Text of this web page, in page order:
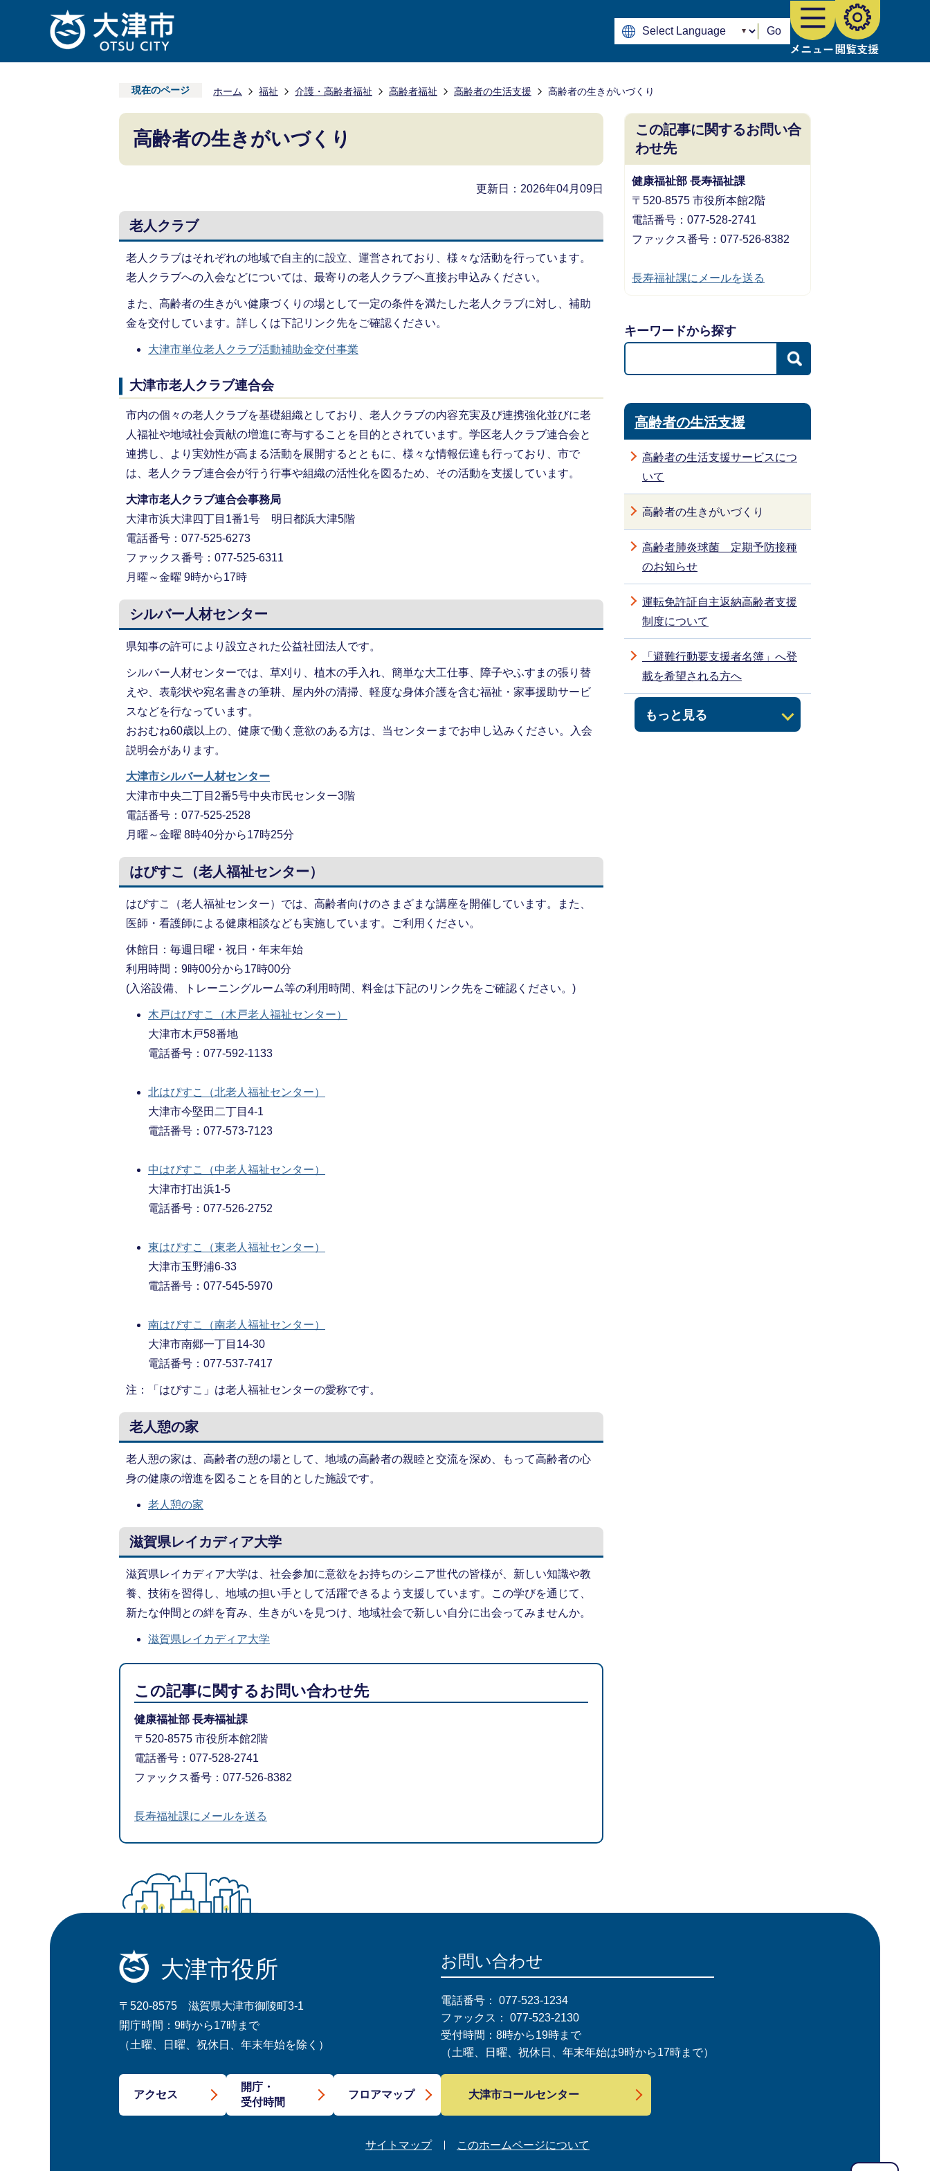
Go
現在のページ ホーム 福祉 介護・高齢者福祉 高齢者福祉 高齢者の生活支援 高齢者の生きがいづくり
高齢者の生きがいづくり
更新日：2026年04月09日
老人クラブ
老人クラブはそれぞれの地域で自主的に設立、運営されており、様々な活動を行っています。
老人クラブへの入会などについては、最寄りの老人クラブへ直接お申込みください。
また、高齢者の生きがい健康づくりの場として一定の条件を満たした老人クラブに対し、補助
金を交付しています。詳しくは下記リンク先をご確認ください。
大津市単位老人クラブ活動補助金交付事業
大津市老人クラブ連合会
市内の個々の老人クラブを基礎組織としており、老人クラブの内容充実及び連携強化並びに老
人福祉や地域社会貢献の増進に寄与することを目的とされています。学区老人クラブ連合会と
連携し、より実効性が高まる活動を展開するとともに、様々な情報伝達も行っており、市で
は、老人クラブ連合会が行う行事や組織の活性化を図るため、その活動を支援しています。
大津市老人クラブ連合会事務局
大津市浜大津四丁目1番1号 明日都浜大津5階
電話番号：077-525-6273
ファックス番号：077-525-6311
月曜～金曜 9時から17時
シルバー人材センター
県知事の許可により設立された公益社団法人です。
シルバー人材センターでは、草刈り、植木の手入れ、簡単な大工仕事、障子やふすまの張り替
えや、表彰状や宛名書きの筆耕、屋内外の清掃、軽度な身体介護を含む福祉・家事援助サービ
スなどを行なっています。
おおむね60歳以上の、健康で働く意欲のある方は、当センターまでお申し込みください。入会
説明会があります。
大津市シルバー人材センター
大津市中央二丁目2番5号中央市民センター3階
電話番号：077-525-2528
月曜～金曜 8時40分から17時25分
はぴすこ（老人福祉センター）
はぴすこ（老人福祉センター）では、高齢者向けのさまざまな講座を開催しています。また、
医師・看護師による健康相談なども実施しています。ご利用ください。
休館日：毎週日曜・祝日・年末年始
利用時間：9時00分から17時00分
(入浴設備、トレーニングルーム等の利用時間、料金は下記のリンク先をご確認ください。)
木戸はぴすこ（木戸老人福祉センター）
大津市木戸58番地
電話番号：077-592-1133
北はぴすこ（北老人福祉センター）
大津市今堅田二丁目4-1
電話番号：077-573-7123
中はぴすこ（中老人福祉センター）
大津市打出浜1-5
電話番号：077-526-2752
東はぴすこ（東老人福祉センター）
大津市玉野浦6-33
電話番号：077-545-5970
南はぴすこ（南老人福祉センター）
大津市南郷一丁目14-30
電話番号：077-537-7417
注：「はぴすこ」は老人福祉センターの愛称です。
老人憩の家
老人憩の家は、高齢者の憩の場として、地域の高齢者の親睦と交流を深め、もって高齢者の心
身の健康の増進を図ることを目的とした施設です。
老人憩の家
滋賀県レイカディア大学
滋賀県レイカディア大学は、社会参加に意欲をお持ちのシニア世代の皆様が、新しい知識や教
養、技術を習得し、地域の担い手として活躍できるよう支援しています。この学びを通じて、
新たな仲間との絆を育み、生きがいを見つけ、地域社会で新しい自分に出会ってみませんか。
滋賀県レイカディア大学
この記事に関するお問い合わせ先
健康福祉部 長寿福祉課
〒520-8575 市役所本館2階
電話番号：077-528-2741
ファックス番号：077-526-8382
長寿福祉課にメールを送る
この記事に関するお問い合
わせ先
健康福祉部 長寿福祉課
〒520-8575 市役所本館2階
電話番号：077-528-2741
ファックス番号：077-526-8382
長寿福祉課にメールを送る
キーワードから探す
高齢者の生活支援
高齢者の生活支援サービスにつ
いて
高齢者の生きがいづくり
高齢者肺炎球菌 定期予防接種
のお知らせ
もっと見る
運転免許証自主返納高齢者支援
制度について
「避難行動要支援者名簿」へ登
載を希望される方へ
大津市役所
〒520-8575 滋賀県大津市御陵町3-1
開庁時間：9時から17時まで
（土曜、日曜、祝休日、年末年始を除く）
アクセス
開庁・
受付時間
フロアマップ
お問い合わせ
電話番号： 077-523-1234
ファックス： 077-523-2130
受付時間：8時から19時まで
（土曜、日曜、祝休日、年末年始は9時から17時まで）
大津市コールセンター
サイトマップ このホームページについて